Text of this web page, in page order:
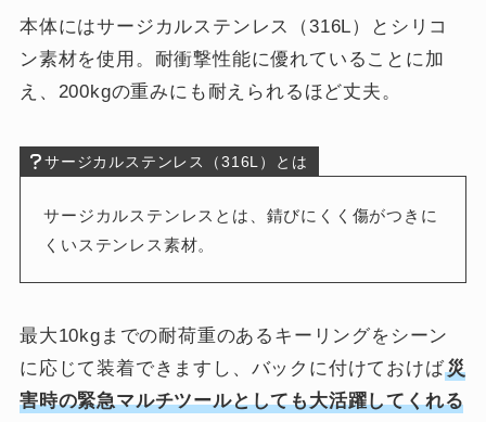
本体にはサージカルステンレス（316L）とシリコ
ン素材を使用。耐衝撃性能に優れていることに加
え、200kgの重みにも耐えられるほど丈夫。
サージカルステンレス（316L）とは
サージカルステンレスとは、錆びにくく傷がつきに
くいステンレス素材。
最大10kgまでの耐荷重のあるキーリングをシーン
に応じて装着できますし、バックに付けておけば災
害時の緊急マルチツールとしても大活躍してくれる